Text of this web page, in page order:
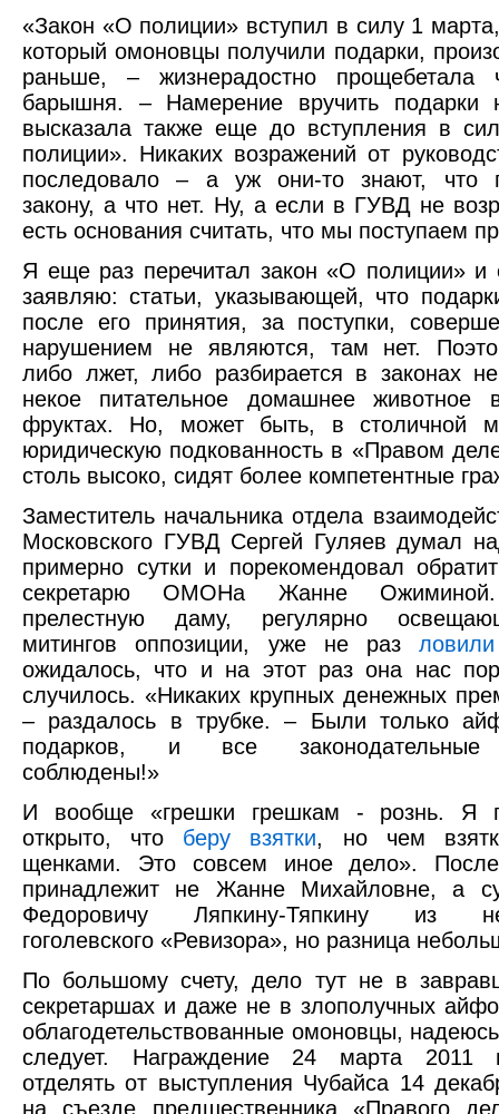
«Закон «О полиции» вступил в силу 1
который омоновцы получили подарки,
раньше, – жизнерадостно прощебетала
барышня. – Намерение вручить подарки
высказала также еще до вступления в
полиции». Никаких возражений от
последовало – а уж они-то знают, что
закону, а что нет. Ну, а если в ГУВД не
есть основания считать, что мы поступаем
Я еще раз перечитал закон «О полиции» и
заявляю: статьи, указывающей, что
после его принятия, за поступки,
нарушением не являются, там нет.
либо лжет, либо разбирается в законах
некое питательное домашнее животное
фруктах. Но, может быть, в столичной
юридическую подкованность в «Правом
столь высоко, сидят более компетентные
Заместитель начальника отдела
Московского ГУВД Сергей Гуляев думал
примерно сутки и порекомендовал
секретарю ОМОНа Жанне Ожиминой.
прелестную даму, регулярно
митингов оппозиции, уже не раз
ожидалось, что и на этот раз она нас
случилось. «Никаких крупных денежных
– раздалось в трубке. – Были только
подарков, и все законодательные
соблюдены!»
И вообще «грешки грешкам - рознь. Я
открыто, что беру взятки, но чем
щенками. Это совсем иное дело».
принадлежит не Жанне Михайловне, а
Федоровичу Ляпкину-Тяпкину из
гоголевского «Ревизора», но разница
По большому счету, дело тут не в
секретаршах и даже не в злополучных
облагодетельствованные омоновцы,
следует. Награждение 24 марта 2011
отделять от выступления Чубайса 14
на съезде предшественника «Правого